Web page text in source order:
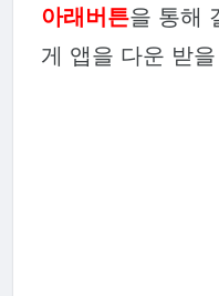
아래버튼을 통해
게 앱을 다운 받